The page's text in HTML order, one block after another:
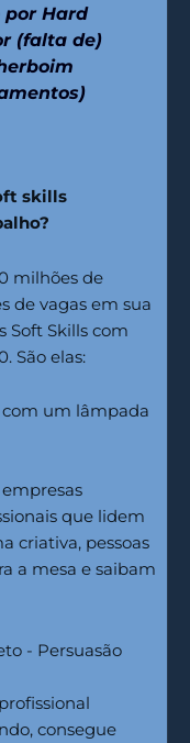
por Hard
(falta de)
skills
milhões de
de vagas em sua
Soft Skills com
São elas:
que lidem
criativa, pessoas
a mesa e saibam
consegue